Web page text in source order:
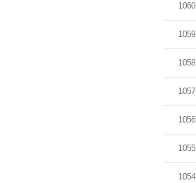
1060
1059
1058
1057
1056
1055
1054